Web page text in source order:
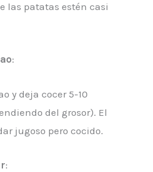
las patatas estén casi
:
y deja cocer 5-10
del grosor). El
jugoso pero cocido.
: